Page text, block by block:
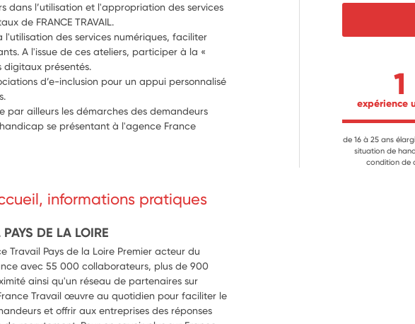
dans l’utilisation et l'appropriation des services
de FRANCE TRAVAIL.
l'utilisation des services numériques, faciliter
A l'issue de ces ateliers, participer à la «
digitaux présentés.
d’e-inclusion pour un appui personnalisé
par ailleurs les démarches des demandeurs
se présentant à l'agence France
informations pratiques
DE LA LOIRE
Travail Pays de la Loire Premier acteur du
avec 55 000 collaborateurs, plus de 900
ainsi qu'un réseau de partenaires sur
Travail œuvre au quotidien pour faciliter le
et offrir aux entreprises des réponses
1
expérience
de 16 à 25 ans
situation de
condition de